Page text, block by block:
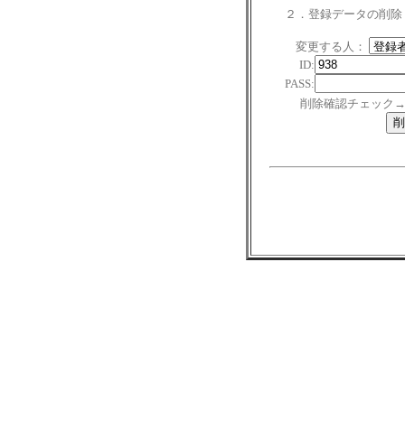
２．登録データの削除
変更する人：
ID:
PASS:
削除確認チェック→